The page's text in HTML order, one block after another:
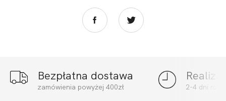
Bezpłatna dostawa
zamówienia powyżej 400zł 2-4 dni